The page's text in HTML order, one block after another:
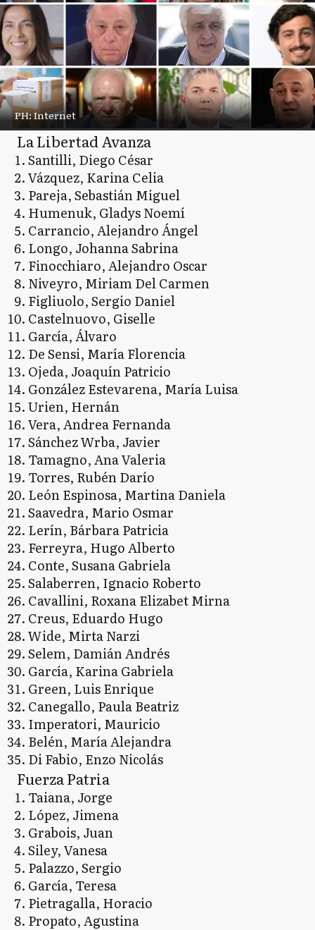
PH: Internet
La Libertad Avanza
Santilli, Diego César
Vázquez, Karina Celia
Pareja, Sebastián Miguel
Humenuk, Gladys Noemí
Carrancio, Alejandro Ángel
Longo, Johanna Sabrina
Finocchiaro, Alejandro Oscar
Niveyro, Miriam Del Carmen
Figliuolo, Sergio Daniel
Castelnuovo, Giselle
García, Álvaro
De Sensi, María Florencia
Ojeda, Joaquín Patricio
González Estevarena, María Luisa
Urien, Hernán
Vera, Andrea Fernanda
Sánchez Wrba, Javier
Tamagno, Ana Valeria
Torres, Rubén Darío
León Espinosa, Martina Daniela
Saavedra, Mario Osmar
Lerín, Bárbara Patricia
Ferreyra, Hugo Alberto
Conte, Susana Gabriela
Salaberren, Ignacio Roberto
Cavallini, Roxana Elizabet Mirna
Creus, Eduardo Hugo
Wide, Mirta Narzi
Selem, Damián Andrés
García, Karina Gabriela
Green, Luis Enrique
Canegallo, Paula Beatriz
Imperatori, Mauricio
Belén, María Alejandra
Di Fabio, Enzo Nicolás
Fuerza Patria
Taiana, Jorge
López, Jimena
Grabois, Juan
Siley, Vanesa
Palazzo, Sergio
García, Teresa
Pietragalla, Horacio
Propato, Agustina